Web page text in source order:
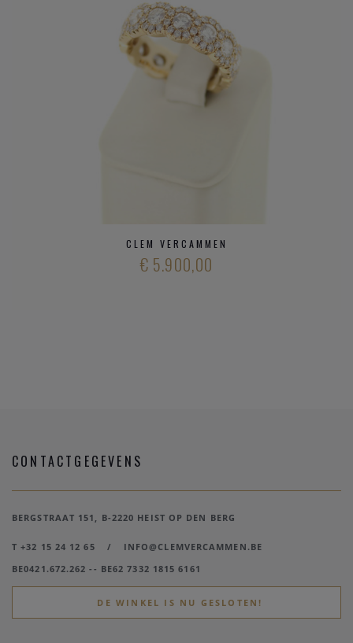
CLEM VERCAMMEN
€ 5.900,00
CONTACTGEGEVENS
BERGSTRAAT 151, B-2220 HEIST OP DEN BERG
T +32 15 24 12 65 /
INFO@CLEMVERCAMMEN.BE
BE0421.672.262 -- BE62 7332 1815 6161
DE WINKEL IS NU GESLOTEN!